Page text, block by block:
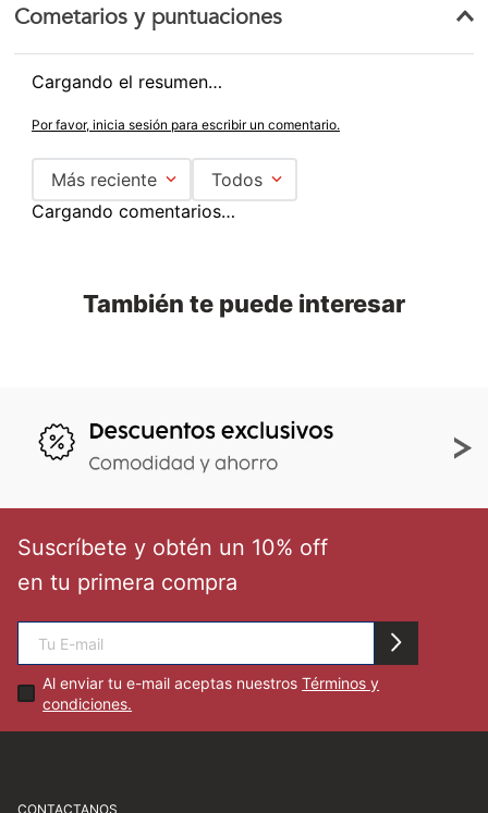
Cometarios y puntuaciones
Cargando el resumen…
Por favor, inicia sesión para escribir un comentario.
Más reciente
Todos
Cargando comentarios…
También te puede interesar
Suscríbete y obtén un 10% off
en tu primera compra
Al enviar tu e-mail aceptas nuestrosTérminos y
condiciones.
CONTACTANOS